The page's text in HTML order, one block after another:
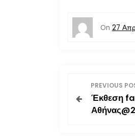
On 27
PREVIOUS
Έκθεση